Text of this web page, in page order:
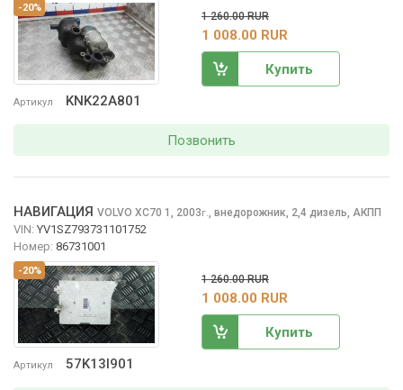
-20%
Артикул KNK22A801
1 260.00 RUR
1 008.00 RUR
Купить
Позвонить
-20%
Артикул 57K13I901
НАВИГАЦИЯ VOLVO XC70 1, 2003г., внедорожник, 2,4 дизель, АКПП
VIN: YV1SZ793731101752
Номер: 86731001
1 260.00 RUR
1 008.00 RUR
Купить